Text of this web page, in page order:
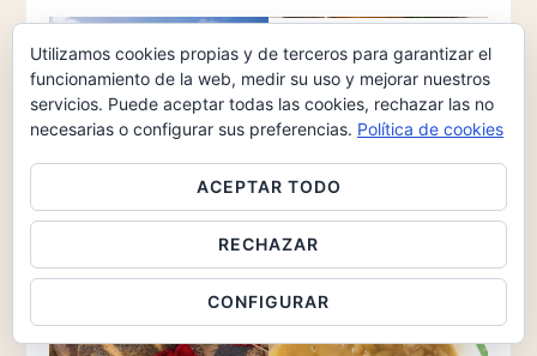
Holodetz
Utilizamos cookies propias y de terceros para garantizar el
funcionamiento de la web, medir su uso y mejorar nuestros
servicios. Puede aceptar todas las cookies, rechazar las no
necesarias o configurar sus preferencias. Política de cookies
ACEPTAR TODO
RECHAZAR
CONFIGURAR